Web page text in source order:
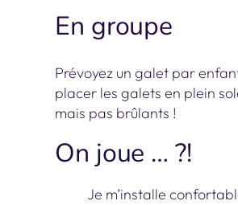
En groupe
Prévoyez un galet par
placer les galets en plein
mais pas brûlants !
On joue … ?!
Je m’installe